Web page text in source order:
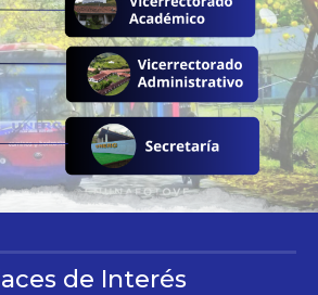
de Interés